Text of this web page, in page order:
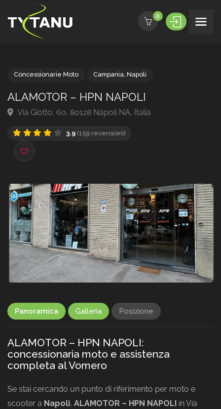
0
ALAMOTOR – HPN NAPOLI
Panoramica Galleria Posizione
ALAMOTOR – HPN NAPOLI:
concessionaria moto e assistenza
completa al Vomero
Se stai cercando un punto di riferimento per moto e
scooter a Napoli, ALAMOTOR – HPN NAPOLI in Via